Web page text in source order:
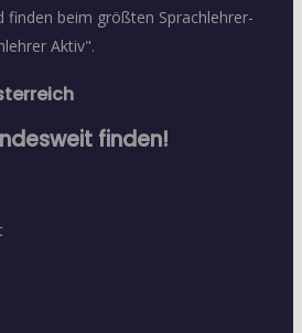
finden beim größten Sprachlehrer-
Aktiv".
finden!